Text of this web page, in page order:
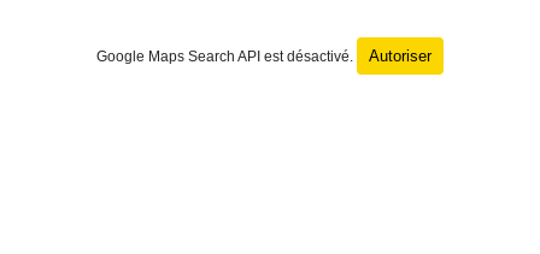
Google Maps Search API est désactivé. Autoriser